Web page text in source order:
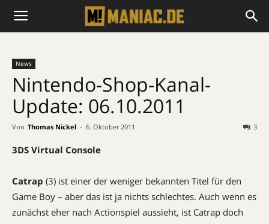
News
Nintendo-Shop-Kanal-
Update: 06.10.2011
Von Thomas Nickel - 6. Oktober 2011 3
3DS Virtual Console
Catrap (3) ist einer der weniger bekannten Titel für den
Game Boy – aber das ist ja nichts schlechtes. Auch wenn es
zunächst eher nach Actionspiel aussieht, ist Catrap doch